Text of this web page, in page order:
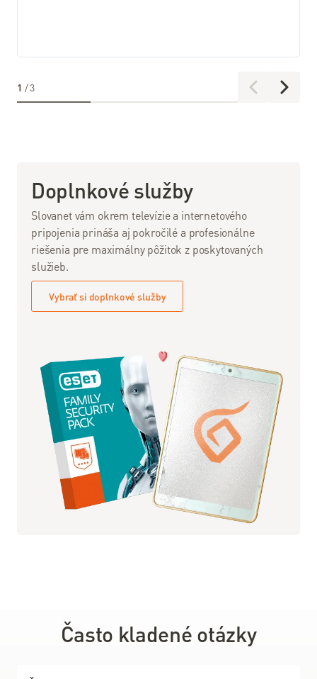
nástroje
1 /3
Doplnkové služby
Slovanet vám okrem televízie a internetového
pripojenia prináša aj pokročilé a profesionálne
riešenia pre maximálny pôžitok z poskytovaných
služieb.
Vybrať si doplnkové služby
Často kladené otázky